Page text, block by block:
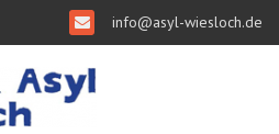
info@asyl-wiesloch.de